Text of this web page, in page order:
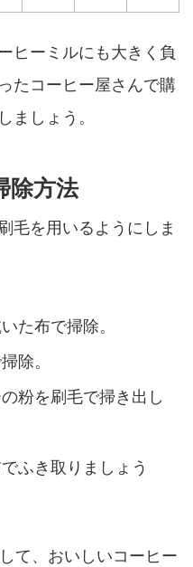
ヒーミルにも大きく負
たコーヒー屋さんで購
ましょう。
除方法
毛を用いるようにしま
た布で掃除。
除。
粉を刷毛で掃き出し
ふき取りましょう
て、おいしいコーヒー